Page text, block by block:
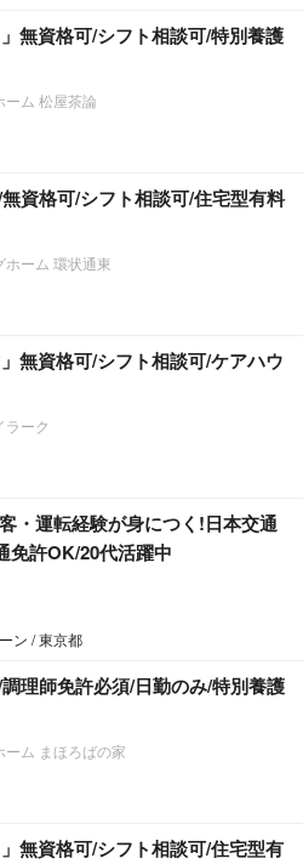
無資格可/シフト相談可/特別養護
ム 松屋茶論
資格可/シフト相談可/住宅型有料
ーム 環状通東
無資格可/シフト相談可/ケアハウ
ラーク
・運転経験が身につく!日本交通
免許OK/20代活躍中
ン / 東京都
理師免許必須/日勤のみ/特別養護
ム まほろばの家
無資格可/シフト相談可/住宅型有